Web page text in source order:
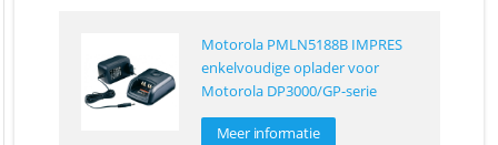
Motorola PMLN5188B IMPRES
enkelvoudige oplader voor
Motorola DP3000/GP-serie
Meer informatie